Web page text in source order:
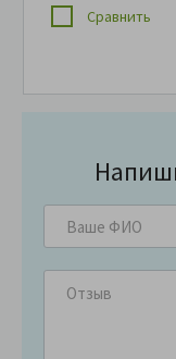
Сравнить